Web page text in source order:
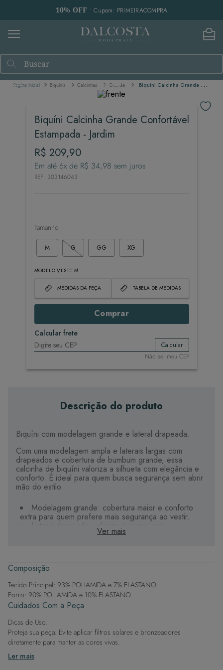
10% OFF • Cupom: PRIMEIRACOMPRA
Buscar
Biquínis Calcinhas Grande Biquíni Calcinha Grande Confortável Estampada - Jardim
Biquíni Calcinha Grande Confortável
Estampada - Jardim
R$ 209,90
Em até 6x de R$ 34,98 sem juros
REF: 303146043
Tamanho
M G XG
GG
MODELO VESTE M
MEDIDAS DA PEÇA TABELA DE MEDIDAS
Comprar
Calcular frete
Calcular
Não sei meu CEP
Descrição do produto
Biquíni com modelagem grande e lateral drapeada.
Com uma modelagem ampla e laterais largas com
drapeados e cobertura de bumbum grande, essa
calcinha de biquíni valoriza a silhueta com elegância e
conforto. É ideal para quem busca segurança sem abrir
mão do estilo.
Modelagem grande: cobertura maior e conforto
extra para quem prefere mais segurança ao vestir.
Lateral drapeada: valoriza o corpo com
sofisticação, sem apertar.
Ajuste confortável: adapta-se aos contornos
naturais do corpo, oferecendo liberdade de
movimento.
Forro suave: poliamida e elastano para um toque
delicado na pele.
Conforto garantido para você se sentir linda na praia ou
na piscina.
Ver mais
Composição
Tecido Principal: 93% POLIAMIDA e 7% ELASTANO
Forro: 90% POLIAMIDA e 10% ELASTANO
Cuidados Com a Peça
Dicas de Uso:
Proteja sua peça: Evite aplicar filtros solares e bronzeadores
diretamente para manter as cores vivas.
Após a piscina: Lembre-se de que o cloro pode desgastar o tecido,
então enxague após sair da água.
Ler mais